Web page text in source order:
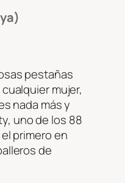
pestañas
mujer,
nada más y
uno de los 88
primero en
de